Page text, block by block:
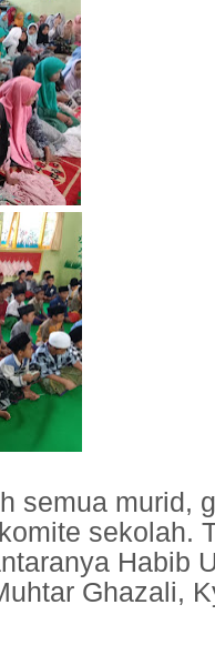
semua murid,
sekolah.
Habib
Ghazali,